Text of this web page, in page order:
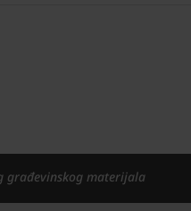
građevinskog materijala